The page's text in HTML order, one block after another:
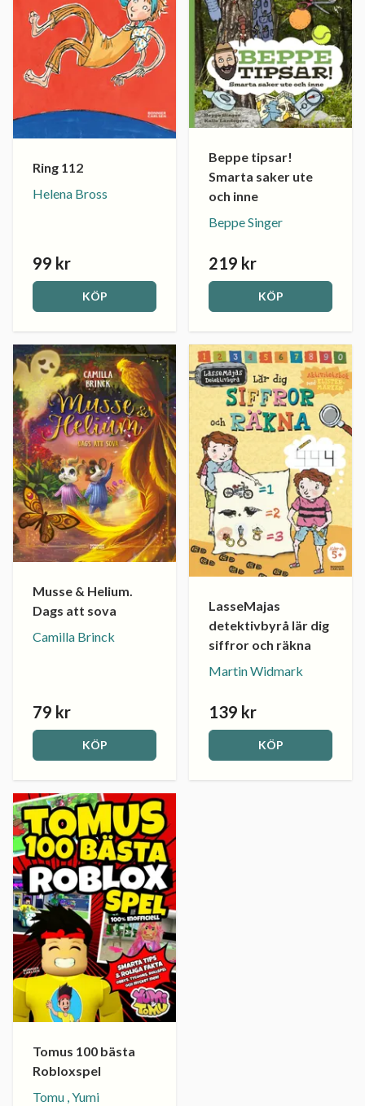
Ring 112
Helena Bross
99 kr
KÖP
Beppe tipsar!
Smarta saker ute
och inne
Beppe Singer
219 kr
KÖP
Musse & Helium.
Dags att sova
Camilla Brinck
79 kr
KÖP
LasseMajas
detektivbyrå lär dig
siffror och räkna
Martin Widmark
139 kr
KÖP
Tomus 100 bästa
Robloxspel
Tomu , Yumi